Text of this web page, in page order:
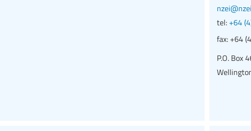
tel: +64
fax: +64
P.O. Box